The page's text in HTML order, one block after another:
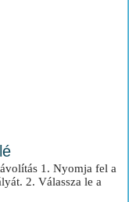
1. Nyomja fel a
2. Válassza le a